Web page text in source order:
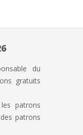
du
gratuits
patrons
patrons